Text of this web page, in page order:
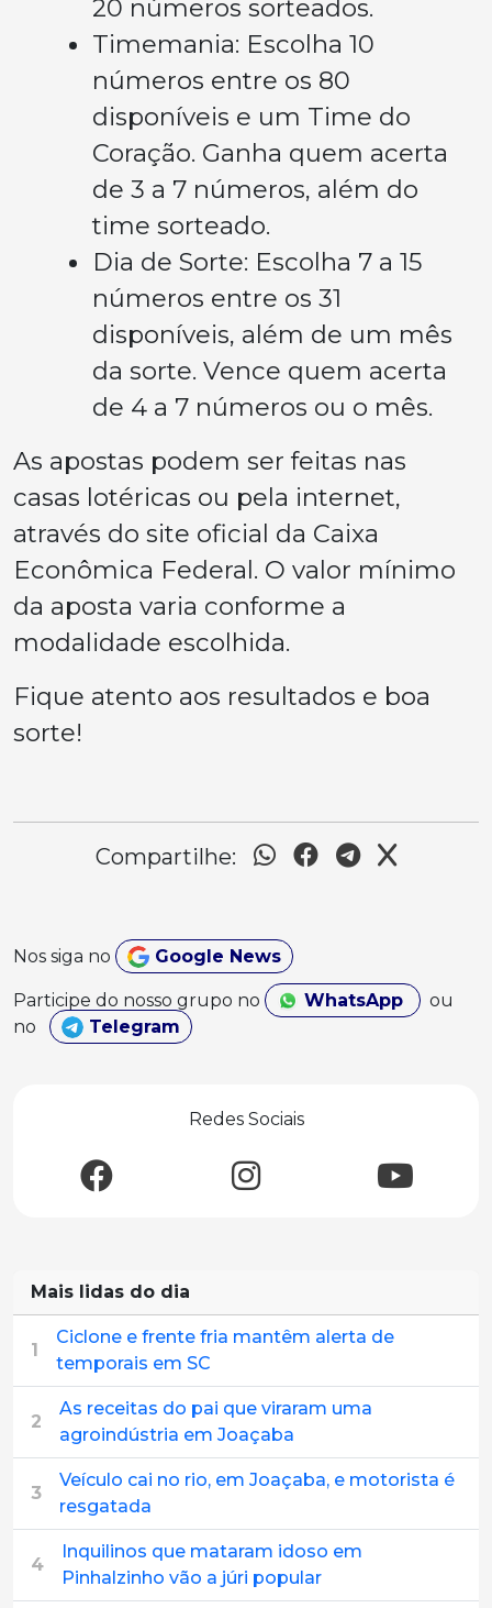
20 números sorteados.
Timemania: Escolha 10
números entre os 80
disponíveis e um Time do
Coração. Ganha quem acerta
de 3 a 7 números, além do
time sorteado.
Dia de Sorte: Escolha 7 a 15
números entre os 31
disponíveis, além de um mês
da sorte. Vence quem acerta
de 4 a 7 números ou o mês.
As apostas podem ser feitas nas
casas lotéricas ou pela internet,
através do site oficial da Caixa
Econômica Federal. O valor mínimo
da aposta varia conforme a
modalidade escolhida.
Fique atento aos resultados e boa
sorte!
Compartilhe:
Nos siga no Google News
Participe do nosso grupo no WhatsApp
ou
no
Telegram
Redes Sociais
Mais lidas do dia
1
Ciclone e frente fria mantêm alerta de
temporais em SC
2
As receitas do pai que viraram uma
agroindústria em Joaçaba
3
Veículo cai no rio, em Joaçaba, e motorista é
resgatada
4
Inquilinos que mataram idoso em
Pinhalzinho vão a júri popular